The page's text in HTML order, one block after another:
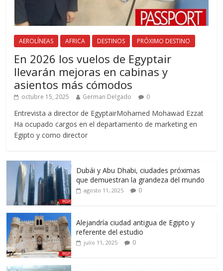
AEROLÍNEAS AFRICA DESTINOS PRÓXIMO DESTINO
En 2026 los vuelos de Egyptair
llevarán mejoras en cabinas y
asientos más cómodos
octubre 15, 2025 German Delgado 0
Entrevista a director de EgyptairMohamed Mohawad Ezzat
Ha ocupado cargos en el departamento de marketing en
Egipto y como director
Dubái y Abu Dhabi, ciudades próximas
que demuestran la grandeza del mundo
agosto 11, 2025 0
Alejandría ciudad antigua de Egipto y
referente del estudio
julio 11, 2025 0